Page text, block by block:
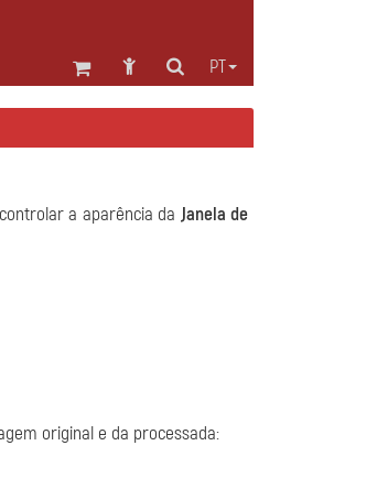
PT
a aparência da Janela de
original e da processada: